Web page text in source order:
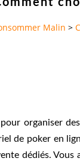
Malin >
organiser
de poker en
dédiés.